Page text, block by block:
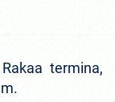
termina,